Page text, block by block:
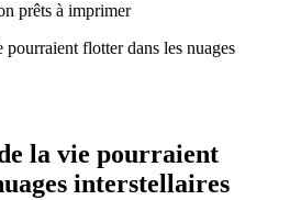
prêts à imprimer
la vie pourraient
​​interstellaires